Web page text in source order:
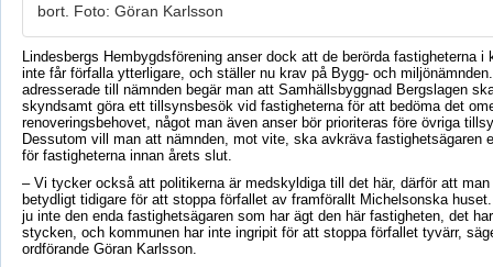
bort. Foto: Göran Karlsson
Lindesbergs Hembygdsförening anser dock att de berörda fastigheterna i
inte får förfalla ytterligare, och ställer nu krav på Bygg- och
adresserade till nämnden begär man att Samhällsbyggnad Bergslagen
skyndsamt göra ett tillsynsbesök vid fastigheterna för att bedöma det
renoveringsbehovet, något man även anser bör prioriteras före övriga
Dessutom vill man att nämnden, mot vite, ska avkräva fastighetsägaren
för fastigheterna innan årets slut.
– Vi tycker också att politikerna är medskyldiga till det här, därför att man
betydligt tidigare för att stoppa förfallet av framförallt Michelsonska
ju inte den enda fastighetsägaren som har ägt den här fastigheten, det
stycken, och kommunen har inte ingripit för att stoppa förfallet tyvärr,
ordförande Göran Karlsson.